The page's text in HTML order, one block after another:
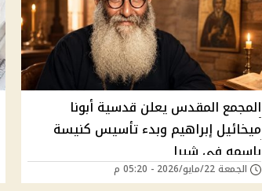
المجمع المقدس يعلن قدسية أبونا
ميخائيل إبراهيم وبدء تأسيس كنيسة
باسمه في شبرا
الجمعة 22/مايو/2026 - 05:20 م